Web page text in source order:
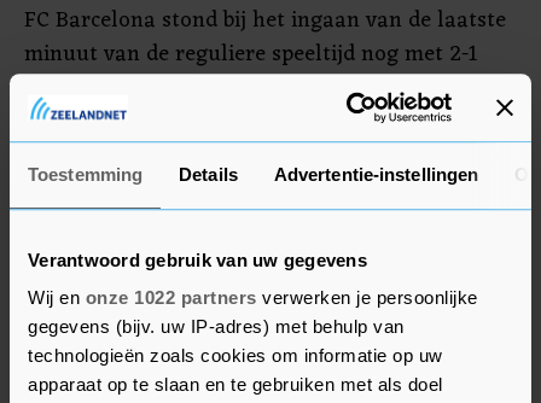
Toestemming Details Advertentie-instellingen
Verantwoord gebruik van uw gegevens
Wij en onze 1022 partners verwerken je persoonlijke
gegevens (bijv. uw IP-adres) met behulp van
technologieën zoals cookies om informatie op uw
apparaat op te slaan en te gebruiken met als doel
FC Barcelona stond bij het ingaan van de laatste
minuut van de reguliere speeltijd nog met 2-1
voor. Asier Villalibre zorgde vlak voor tijd voor
de gelijkmaker en Iñaki Williams bezorgde
Athletic in verlenging de Supercup.
Messi, die in de slotfase van de verlenging een
tegenstander hard sloeg, speelde al zijn 753e
duel voor FC Barcelona. Bij het Argentijnse
nationale elftal werd hij al wel twee keer eerder
met rood naar de kant gestuurd.